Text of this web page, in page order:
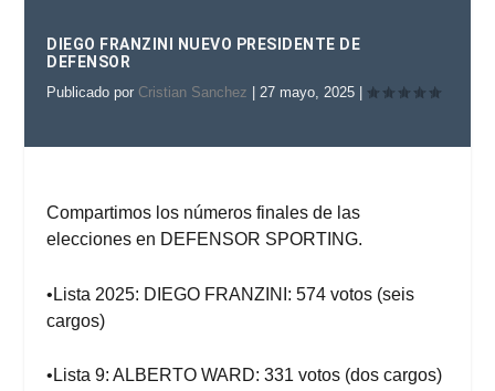
DIEGO FRANZINI NUEVO PRESIDENTE DE
DEFENSOR
Publicado por Cristian Sanchez |27 mayo, 2025
Compartimos los números finales de las
elecciones en DEFENSOR SPORTING.
•Lista 2025: DIEGO FRANZINI: 574 votos (seis
cargos)
•Lista 9: ALBERTO WARD: 331 votos (dos cargos)